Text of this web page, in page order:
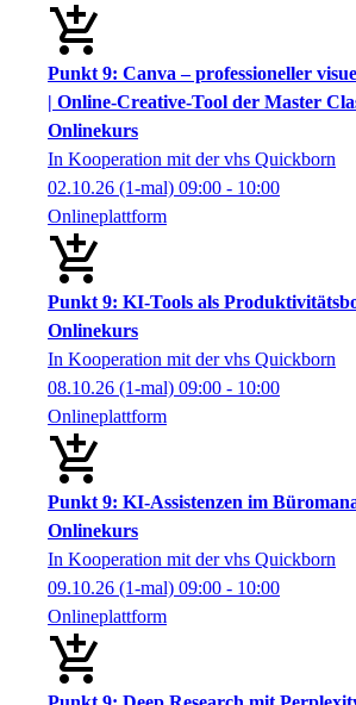
Punkt 9: Canva – professioneller
| Online-Creative-Tool der Master
Onlinekurs
In Kooperation mit der vhs Quickborn
02.10.26 (1-mal) 09:00 - 10:00
Onlineplattform
Punkt 9: KI-Tools als
Onlinekurs
In Kooperation mit der vhs Quickborn
08.10.26 (1-mal) 09:00 - 10:00
Onlineplattform
Punkt 9: KI-Assistenzen im
Onlinekurs
In Kooperation mit der vhs Quickborn
09.10.26 (1-mal) 09:00 - 10:00
Onlineplattform